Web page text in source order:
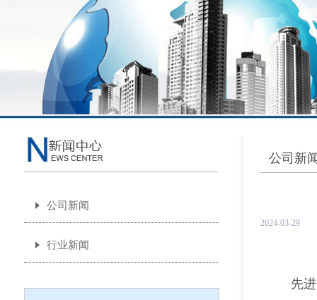
公司新闻
行业新闻
公司新
2024-03-29
先